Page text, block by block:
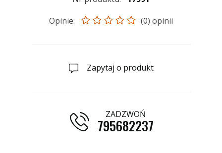
Opinie:
(0) opinii
Zapytaj o produkt
ZADZWOŃ
795682237